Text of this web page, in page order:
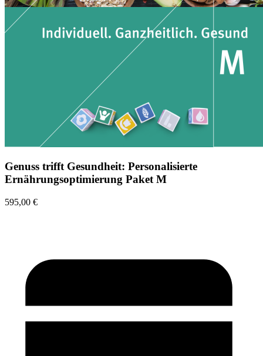
Genuss trifft Gesundheit: Personalisierte
Ernährungsoptimierung Paket M
595,00 €